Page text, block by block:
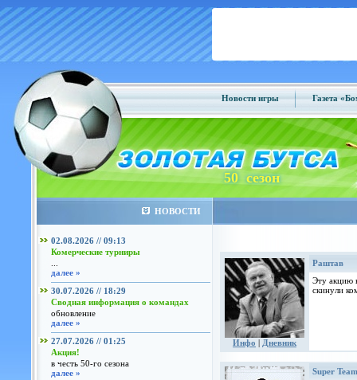
Новости игры Газета
50 сезон
НОВОСТИ
02.08.2026 // 09:13
Комерческие турниры
далее »
30.07.2026 // 18:29
Сводная информация о командах
обновление
далее »
27.07.2026 // 01:25
Акция!
в честь 50-го сезона
далее »
Инфо | Дневник
Раштав
Эту акцию
скинули
Super Team